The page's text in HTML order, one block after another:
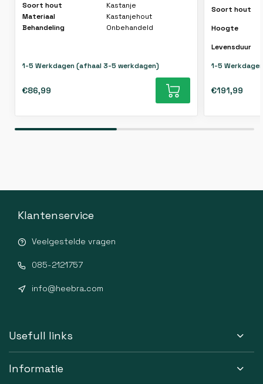
Soort hout
Kastanje
Materiaal
Kastanjehout
Behandeling
Onbehandeld
1-5 Werkdagen (afhaal 3-5 werkdagen)
€86,99
Soort hout
Hoogte
Levensduur
1-5
€191,99
Klantenservice
Veelgestelde vragen
085-2121757
info@heebra.com
Usefull links
Informatie